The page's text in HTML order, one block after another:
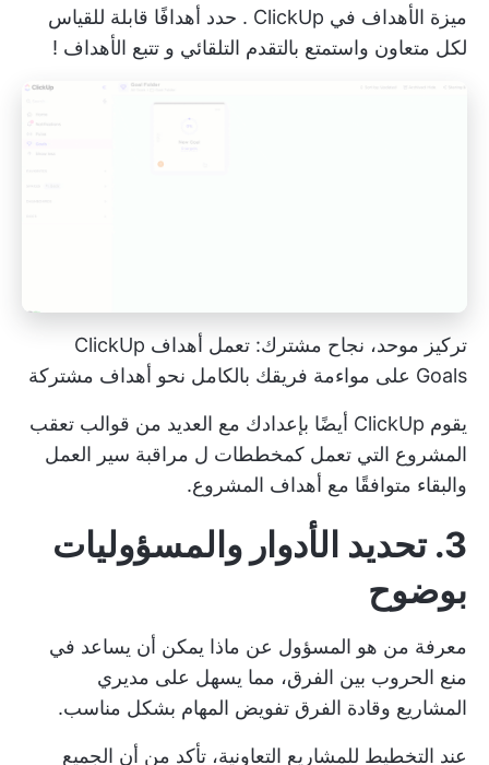
ميزة الأهداف في ClickUp
. حدد أهدافًا قابلة للقياس
لكل متعاون واستمتع بالتقدم التلقائي و تتبع الأهداف !
تركيز موحد، نجاح مشترك: تعمل أهداف ClickUp
Goals على مواءمة فريقك بالكامل نحو أهداف مشتركة
يقوم ClickUp أيضًا بإعدادك مع العديد من
قوالب تعقب
المشروع التي تعمل كمخططات ل مراقبة سير العمل
والبقاء متوافقًا مع أهداف المشروع.
3. تحديد الأدوار والمسؤوليات
بوضوح
معرفة من هو المسؤول عن ماذا يمكن أن يساعد في
منع الحروب بين الفرق، مما يسهل على مديري
المشاريع وقادة الفرق تفويض المهام بشكل مناسب.
عند التخطيط للمشاريع التعاونية، تأكد من أن الجميع